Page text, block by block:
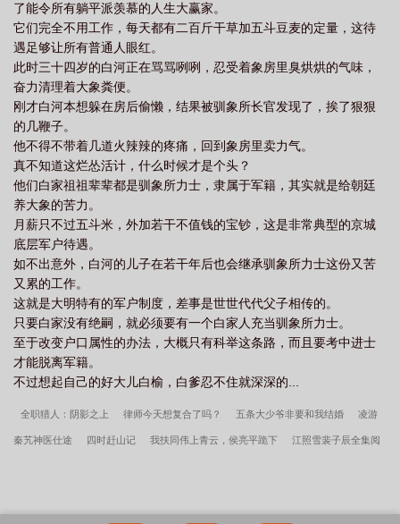
了能令所有躺平派羡慕的人生大赢家。
它们完全不用工作，每天都有二百斤干草加五斗豆麦的定量，这待
遇足够让所有普通人眼红。
此时三十四岁的白河正在骂骂咧咧，忍受着象房里臭烘烘的气味，
奋力清理着大象粪便。
刚才白河本想躲在房后偷懒，结果被驯象所长官发现了，挨了狠狠
的几鞭子。
他不得不带着几道火辣辣的疼痛，回到象房里卖力气。
真不知道这烂怂活计，什么时候才是个头？
他们白家祖祖辈辈都是驯象所力士，隶属于军籍，其实就是给朝廷
养大象的苦力。
月薪只不过五斗米，外加若干不值钱的宝钞，这是非常典型的京城
底层军户待遇。
如不出意外，白河的儿子在若干年后也会继承驯象所力士这份又苦
又累的工作。
这就是大明特有的军户制度，差事是世世代代父子相传的。
只要白家没有绝嗣，就必须要有一个白家人充当驯象所力士。
至于改变户口属性的办法，大概只有科举这条路，而且要考中进士
才能脱离军籍。
不过想起自己的好大儿白榆，白爹忍不住就深深的...
全职猎人：阴影之上 律师今天想复合了吗？ 五条大少爷非要和我结婚 凌游
秦艽神医仕途 四时赶山记 我扶同伟上青云，侯亮平跪下 江照雪裴子辰全集阅